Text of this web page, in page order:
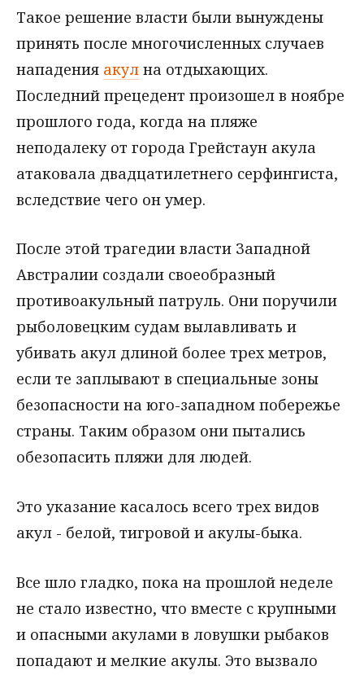
Такое решение власти были вынуждены
принять после многочисленных случаев
нападения акул на отдыхающих.
Последний прецедент произошел в ноябре
прошлого года, когда на пляже
неподалеку от города Грейстаун акула
атаковала двадцатилетнего серфингиста,
вследствие чего он умер.
После этой трагедии власти Западной
Австралии создали своеобразный
противоакульный патруль. Они поручили
рыболовецким судам вылавливать и
убивать акул длиной более трех метров,
если те заплывают в специальные зоны
безопасности на юго-западном побережье
страны. Таким образом они пытались
обезопасить пляжи для людей.
Это указание касалось всего трех видов
акул - белой, тигровой и акулы-быка.
Все шло гладко, пока на прошлой неделе
не стало известно, что вместе с крупными
и опасными акулами в ловушки рыбаков
попадают и мелкие акулы. Это вызвало